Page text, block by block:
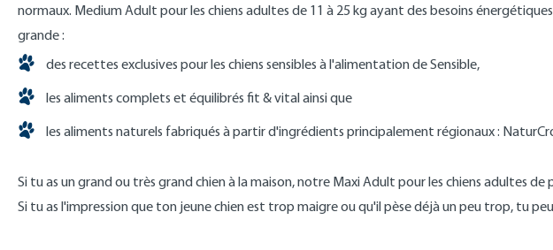
normaux. Medium Adult pour les chiens adultes de 11 à 25 kg ayant des besoins
grande :
des recettes exclusives pour les chiens sensibles à l'alimentation de Sensible,
les aliments complets et équilibrés fit & vital ainsi que
les aliments naturels fabriqués à partir d'ingrédients principalement régionaux :
Si tu as un grand ou très grand chien à la maison, notre Maxi Adult pour les chiens adultes
Si tu as l'impression que ton jeune chien est trop maigre ou qu'il pèse déjà un peu trop, tu